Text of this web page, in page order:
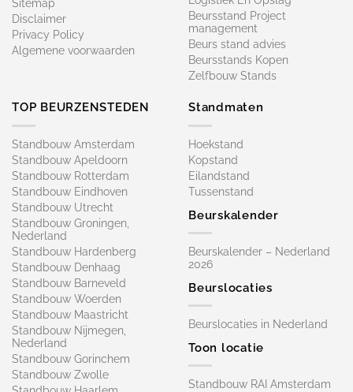
Sitemap
Disclaimer
Privacy Policy
Algemene voorwaarden
Beursstand Project
management
Beurs stand advies
Beursstands Kopen
Zelfbouw Stands
TOP BEURZENSTEDEN
Standbouw Amsterdam
Standbouw Apeldoorn
Standbouw Rotterdam
Standbouw Eindhoven
Standbouw Utrecht
Standbouw Groningen,
Nederland
Standbouw Hardenberg
Standbouw Denhaag
Standbouw Barneveld
Standbouw Woerden
Standbouw Maastricht
Standbouw Nijmegen,
Nederland
Standbouw Gorinchem
Standbouw Zwolle
Standmaten
Hoekstand
Kopstand
Eilandstand
Tussenstand
Beurskalender
Beurskalender – Nederland
2026
Beurslocaties
Beurslocaties in Nederland
Toon locatie
Standbouw RAI Amsterdam